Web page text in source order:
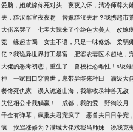
爱脑，姐就嫁你死对头
夜夜入怀，清冷师尊为
夫，糙汉军官夜夜吻
替嫁糙汉夫君？我携超市
大佬亲哭了
七零大院来了个绝色大美人 改嫁
竞
缘起古蜀 女主不语，只是一味修炼 柔弱
亿？我诡异世界打工暴富
肥婆农妻医术超绝，
大佬的恶毒初恋，重生了
兽校社恐雌性！s级
神
一家四口穿兽世，崽带异能来种田 满级大
餐馋死仇家
误入诡道山海，我靠收录神兽无敌
失忆相公带我躺赢！
成都，我的爱 野狗咬月
千金有弹幕，疯批夫君宠疯了
恶兽夫日日争宠
疯
挨骂涨修为？满城大佬求我当师妹 说我克